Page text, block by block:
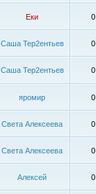
Еки 0
Саша Тер2ентьев 0
Саша Тер2ентьев 0
яромир 0
Света Алексеева 0
Света Алексеева 0
Алексей 0